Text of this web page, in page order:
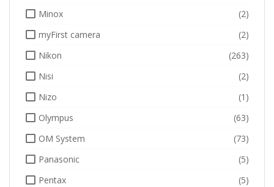
Minox
(2)
myFirst camera
(2)
Nikon
(263)
Nisi
(2)
Nizo
(1)
Olympus
(63)
OM System
(73)
Panasonic
(5)
Pentax
(5)